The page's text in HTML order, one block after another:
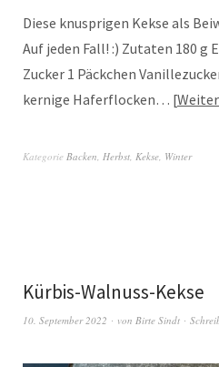
Diese knusprigen Kekse als
Auf jeden Fall! :) Zutaten 180 g
Zucker 1 Päckchen
kernige Haferflocken…
Kategorie Backen, Herbst, Kekse, Winter
Kürbis-Walnuss-Kekse
10. September 2022 von Birte Sindt